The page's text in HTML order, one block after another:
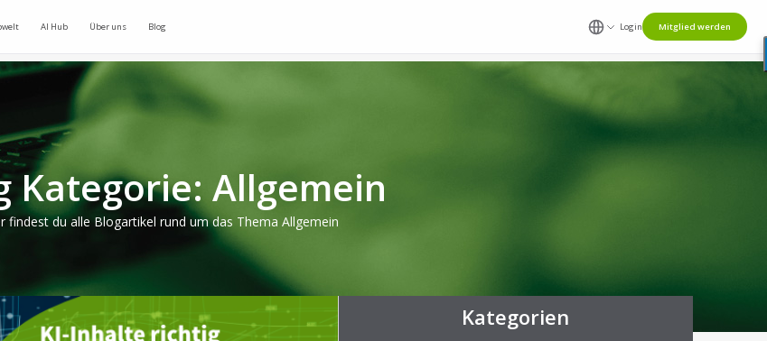
AI Hub Über uns Blog Login Mitglied werden
Kategorie: Allgemein
findest du alle Blogartikel rund um das Thema Allgemein
Kategorien